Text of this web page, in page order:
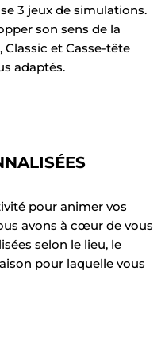
3 jeux de simulations.
son sens de la
Classic et Casse-tête
adaptés.
pour animer vos
avons à cœur de vous
selon le lieu, le
pour laquelle vous